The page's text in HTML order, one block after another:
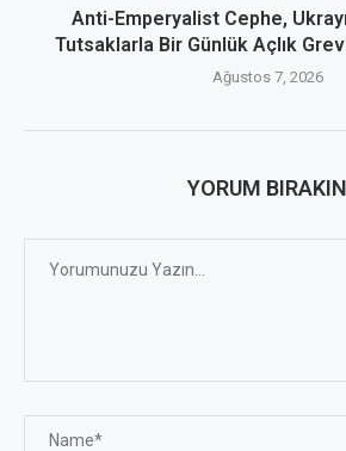
Anti-Emperyalist Cephe,
Tutsaklarla Bir Günlük Açlık
Ağustos 7, 2026
YORUM BIRAKIN